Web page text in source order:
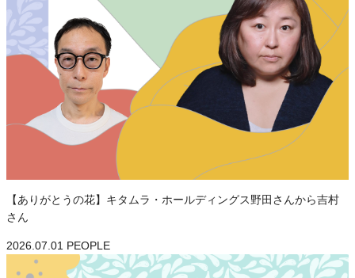
【ありがとうの花】キタムラ・ホールディングス野田さんから吉村
さん
2026.07.01 PEOPLE